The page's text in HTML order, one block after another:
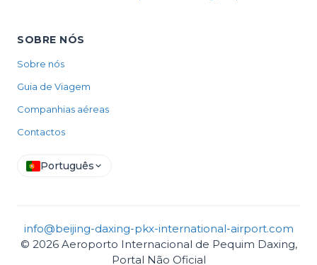
SOBRE NÓS
Sobre nós
Guia de Viagem
Companhias aéreas
Contactos
Português
info@beijing-daxing-pkx-international-airport.com
© 2026 Aeroporto Internacional de Pequim Daxing,
Portal Não Oficial